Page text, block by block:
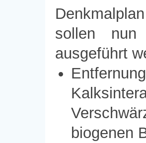
sollen nun
ausgeführt
biogenen